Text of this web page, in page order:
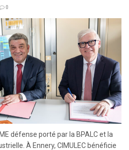
0
défense porté par la BPALC et la
À Ennery, CIMULEC bénéficie